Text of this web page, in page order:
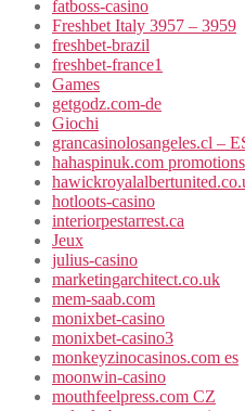
fatboss-casino
Freshbet Italy 3957 – 3959
freshbet-brazil
freshbet-france1
Games
getgodz.com-de
Giochi
grancasinolosangeles.cl –
hahaspinuk.com
hotloots-casino
interiorpestarrest.ca
Jeux
julius-casino
marketingarchitect.co.uk
mem-saab.com
monixbet-casino
monixbet-casino3
monkeyzinocasinos.com es
moonwin-casino
mouthfeelpress.com CZ